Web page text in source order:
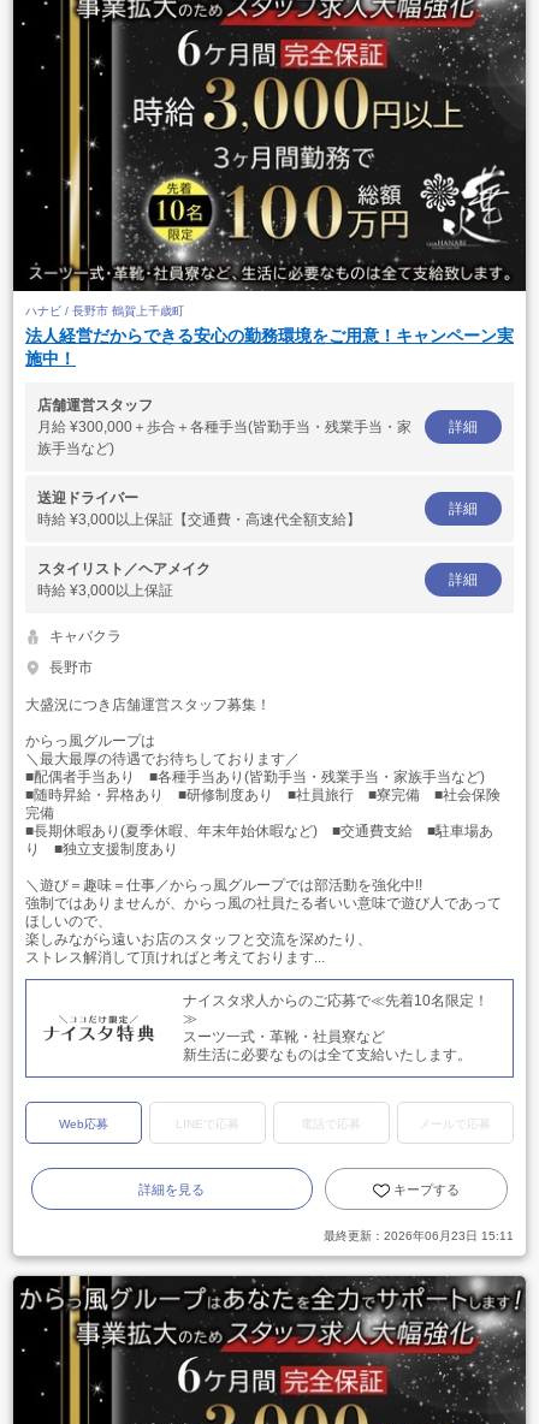
ハナビ / 長野市 鶴賀上千歳町
法人経営だからできる安心の勤務環境をご用意！キャンペーン実
施中！
店舗運営スタッフ
月給 ¥300,000＋歩合＋各種手当(皆勤手当・残業手当・家
族手当など)
詳細
送迎ドライバー
時給 ¥3,000以上保証【交通費・高速代全額支給】
詳細
スタイリスト／ヘアメイク
時給 ¥3,000以上保証
詳細
キャバクラ
長野市
大盛況につき店舗運営スタッフ募集！
からっ風グループは
＼最大最厚の待遇でお待ちしております／
■配偶者手当あり ■各種手当あり(皆勤手当・残業手当・家族手当など)
■随時昇給・昇格あり ■研修制度あり ■社員旅行 ■寮完備 ■社会保険
完備
■長期休暇あり(夏季休暇、年末年始休暇など) ■交通費支給 ■駐車場あ
り ■独立支援制度あり
＼遊び＝趣味＝仕事／からっ風グループでは部活動を強化中!!
強制ではありませんが、からっ風の社員たる者いい意味で遊び人であって
ほしいので、
楽しみながら遠いお店のスタッフと交流を深めたり、
ストレス解消して頂ければと考えております...
ナイスタ求人からのご応募で≪先着10名限定！
≫
スーツ一式・革靴・社員寮など
新生活に必要なものは全て支給いたします。
Web応募 LINEで応募 電話で応募 メールで応募
詳細を見る キープする
最終更新： 2026年06月23日 15:11